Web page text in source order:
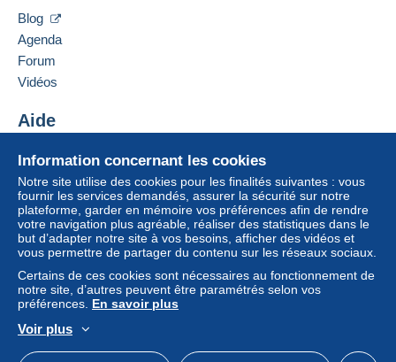
Information concernant les cookies
Notre site utilise des cookies pour les finalités suivantes : vous
fournir les services demandés, assurer la sécurité sur notre
plateforme, garder en mémoire vos préférences afin de rendre
votre navigation plus agréable, réaliser des statistiques dans le
but d’adapter notre site à vos besoins, afficher des vidéos et
vous permettre de partager du contenu sur les réseaux sociaux.
Certains de ces cookies sont nécessaires au fonctionnement de
notre site, d’autres peuvent être paramétrés selon vos
préférences. En savoir plus
Voir plus
Blog
Agenda
Forum
Vidéos
Aide
Acheter sur Delcampe
Vendre sur Delcampe
Un site sécurisé